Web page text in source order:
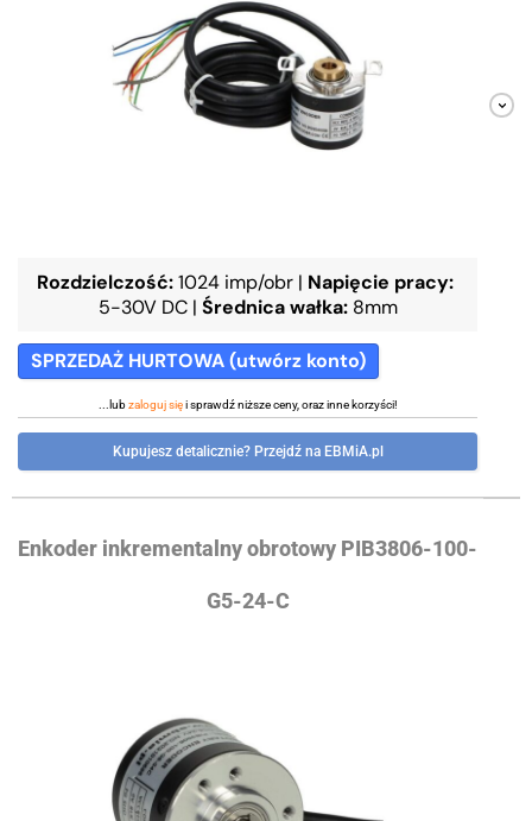
Rozdzielczość:1024 imp/obr | Napięcie pracy:
5-30V DC | Średnica wałka: 8mm
SPRZEDAŻ HURTOWA (utwórz konto)
...lubzaloguj sięi sprawdź niższe ceny, oraz inne korzyści!
Kupujesz detalicznie? Przejdź na EBMiA.pl
Enkoder inkrementalny obrotowy PIB3806-100-
G5-24-C